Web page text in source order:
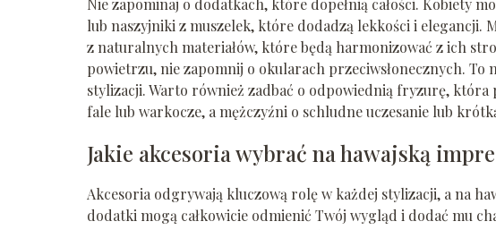
lub naszyjniki z muszelek, które dodadzą lekkości i elegancji.
z naturalnych materiałów, które będą harmonizować z ich
powietrzu, nie zapomnij o okularach przeciwsłonecznych.
stylizacji. Warto również zadbać o odpowiednią fryzurę, która
fale lub warkocze, a mężczyźni o schludne uczesanie lub
Jakie akcesoria wybrać na hawajską
Akcesoria odgrywają kluczową rolę w każdej stylizacji, a na
dodatki mogą całkowicie odmienić Twój wygląd i dodać mu